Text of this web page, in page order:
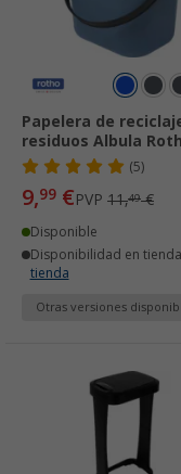
Papelera de
residuos Albula
(5)
9,99 €PVP 11,49€
Disponible
Disponibilidad en
tienda
Otras versiones